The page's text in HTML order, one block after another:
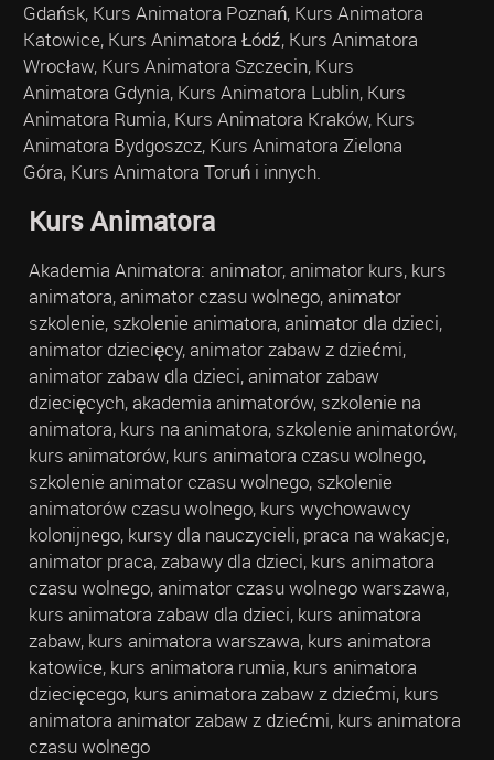
Gdańsk, Kurs Animatora Poznań, Kurs Animatora
Katowice, Kurs Animatora Łódź, Kurs Animatora
Wrocław, Kurs Animatora Szczecin, Kurs
Animatora Gdynia, Kurs Animatora Lublin, Kurs
Animatora Rumia, Kurs Animatora Kraków, Kurs
Animatora Bydgoszcz, Kurs Animatora Zielona
Góra, Kurs Animatora Toruń i innych.
Kurs Animatora
Akademia Animatora: animator, animator kurs, kurs
animatora, animator czasu wolnego, animator
szkolenie, szkolenie animatora, animator dla dzieci,
animator dziecięcy, animator zabaw z dziećmi,
animator zabaw dla dzieci, animator zabaw
dziecięcych, akademia animatorów, szkolenie na
animatora, kurs na animatora, szkolenie animatorów,
kurs animatorów, kurs animatora czasu wolnego,
szkolenie animator czasu wolnego, szkolenie
animatorów czasu wolnego, kurs wychowawcy
kolonijnego, kursy dla nauczycieli, praca na wakacje,
animator praca, zabawy dla dzieci, kurs animatora
czasu wolnego, animator czasu wolnego warszawa,
kurs animatora zabaw dla dzieci, kurs animatora
zabaw, kurs animatora warszawa, kurs animatora
katowice, kurs animatora rumia, kurs animatora
dziecięcego, kurs animatora zabaw z dziećmi, kurs
animatora animator zabaw z dziećmi, kurs animatora
czasu wolnego